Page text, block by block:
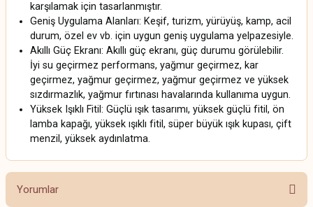
karşılamak için tasarlanmıştır.
Geniş Uygulama Alanları: Keşif, turizm, yürüyüş, kamp, acil
durum, özel ev vb. için uygun geniş uygulama yelpazesiyle.
Akıllı Güç Ekranı: Akıllı güç ekranı, güç durumu görülebilir.
İyi su geçirmez performans, yağmur geçirmez, kar
geçirmez, yağmur geçirmez, yağmur geçirmez ve yüksek
sızdırmazlık, yağmur fırtınası havalarında kullanıma uygun.
Yüksek Işıklı Fitil: Güçlü ışık tasarımı, yüksek güçlü fitil, ön
lamba kapağı, yüksek ışıklı fitil, süper büyük ışık kupası, çift
menzil, yüksek aydınlatma.
Yorumlar